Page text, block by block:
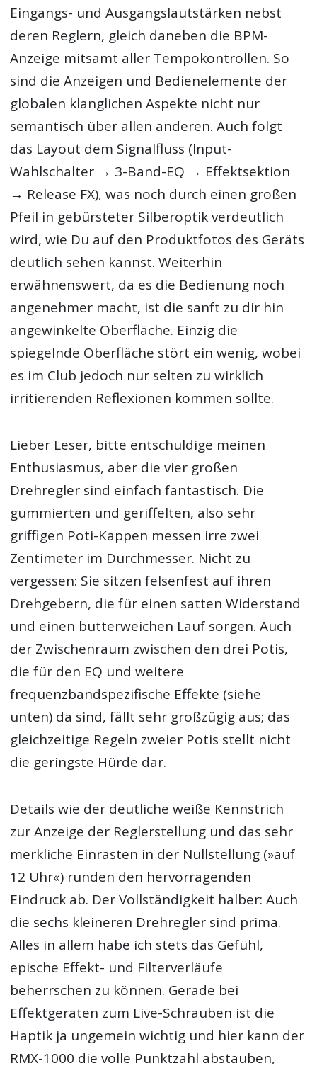
Eingangs- und Ausgangslautstärken nebst
deren Reglern, gleich daneben die BPM-
Anzeige mitsamt aller Tempokontrollen. So
sind die Anzeigen und Bedienelemente der
globalen klanglichen Aspekte nicht nur
semantisch über allen anderen. Auch folgt
das Layout dem Signalfluss (Input-
Wahlschalter → 3-Band-EQ → Effektsektion
→ Release FX), was noch durch einen großen
Pfeil in gebürsteter Silberoptik verdeutlich
wird, wie Du auf den Produktfotos des Geräts
deutlich sehen kannst. Weiterhin
erwähnenswert, da es die Bedienung noch
angenehmer macht, ist die sanft zu dir hin
angewinkelte Oberfläche. Einzig die
spiegelnde Oberfläche stört ein wenig, wobei
es im Club jedoch nur selten zu wirklich
irritierenden Reflexionen kommen sollte.
Lieber Leser, bitte entschuldige meinen
Enthusiasmus, aber die vier großen
Drehregler sind einfach fantastisch. Die
gummierten und geriffelten, also sehr
griffigen Poti-Kappen messen irre zwei
Zentimeter im Durchmesser. Nicht zu
vergessen: Sie sitzen felsenfest auf ihren
Drehgebern, die für einen satten Widerstand
und einen butterweichen Lauf sorgen. Auch
der Zwischenraum zwischen den drei Potis,
die für den EQ und weitere
frequenzbandspezifische Effekte (siehe
unten) da sind, fällt sehr großzügig aus; das
gleichzeitige Regeln zweier Potis stellt nicht
die geringste Hürde dar.
Details wie der deutliche weiße Kennstrich
zur Anzeige der Reglerstellung und das sehr
merkliche Einrasten in der Nullstellung (»auf
12 Uhr«) runden den hervorragenden
Eindruck ab. Der Vollständigkeit halber: Auch
die sechs kleineren Drehregler sind prima.
Alles in allem habe ich stets das Gefühl,
epische Effekt- und Filterverläufe
beherrschen zu können. Gerade bei
Effektgeräten zum Live-Schrauben ist die
Haptik ja ungemein wichtig und hier kann der
RMX-1000 die volle Punktzahl abstauben,